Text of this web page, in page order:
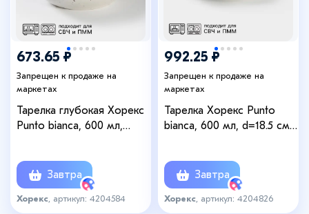
673.65 ₽
Запрещен к продаже на
маркетах
Тарелка глубокая Хорекс
Punto bianca, 600 мл,
Завтра
Хорекс , артикул: 4204584
992.25 ₽
Запрещен к продаже на
маркетах
Тарелка Хорекс Punto
bianca, 600 мл, d=18.5 см,
Завтра
Хорекс , артикул: 4204826